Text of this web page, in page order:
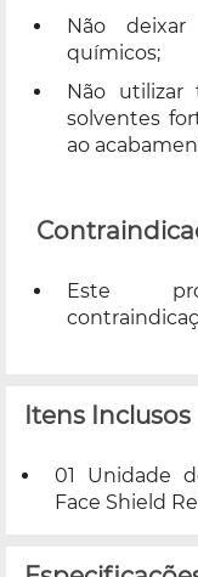
Não
químicos;
Não utilizar
solventes
ao
Este
Itens Inclusos
01 Unidade
Face Shield